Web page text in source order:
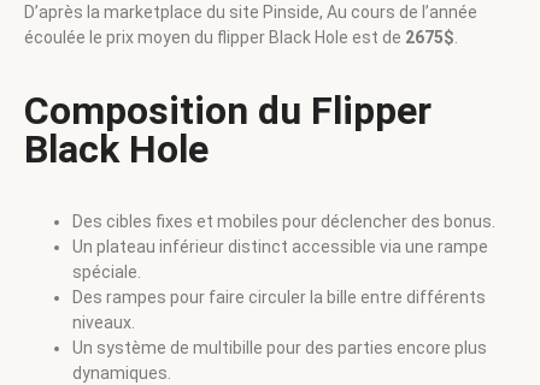
D’après la marketplace du site Pinside, Au cours de l’année
écoulée le prix moyen du flipper Black Hole est de 2675$
Composition du Flipper
Black Hole
Des cibles fixes et mobiles pour déclencher des bonus.
Un plateau inférieur distinct accessible via une rampe
spéciale.
Des rampes pour faire circuler la bille entre différents
niveaux.
Un système de multibille pour des parties encore plus
dynamiques.